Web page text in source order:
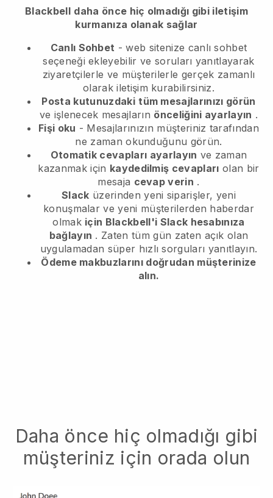
Blackbell daha önce hiç olmadığı gibi iletişim
kurmanıza olanak sağlar
Canlı Sohbet - web sitenize canlı sohbet
seçeneği ekleyebilir ve soruları yanıtlayarak
ziyaretçilerle ve müşterilerle gerçek zamanlı
olarak iletişim kurabilirsiniz.
Posta kutunuzdaki tüm mesajlarınızı görün
ve işlenecek mesajların önceliğini ayarlayın .
Fişi oku - Mesajlarınızın müşteriniz tarafından
ne zaman okunduğunu görün.
Otomatik cevapları ayarlayın ve zaman
kazanmak için kaydedilmiş cevapları olan bir
mesaja cevap verin .
Slack üzerinden yeni siparişler, yeni
konuşmalar ve yeni müşterilerden haberdar
olmak için Blackbell'i Slack hesabınıza
bağlayın . Zaten tüm gün zaten açık olan
uygulamadan süper hızlı sorguları yanıtlayın.
Ödeme makbuzlarını doğrudan müşterinize
alın.
Daha önce hiç olmadığı gibi
müşteriniz için orada olun